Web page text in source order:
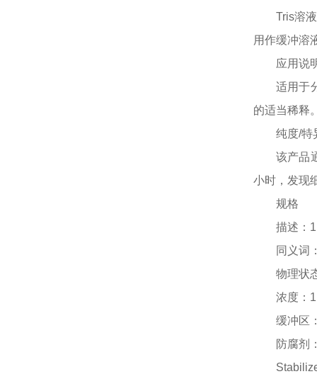
Tris溶
用作缓冲溶
应用说
适用于
的适当稀释
纯度/特
该产品
小时，发现
规格
描述：
同义词
物理状
浓度：
缓冲区
防腐剂